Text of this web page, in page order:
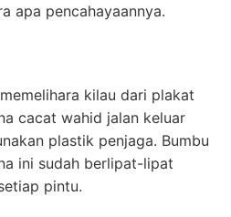
apa pencahayaannya.
kilau dari plakat
cacat wahid jalan keluar
plastik penjaga. Bumbu
ini sudah berlipat-lipat
pintu.